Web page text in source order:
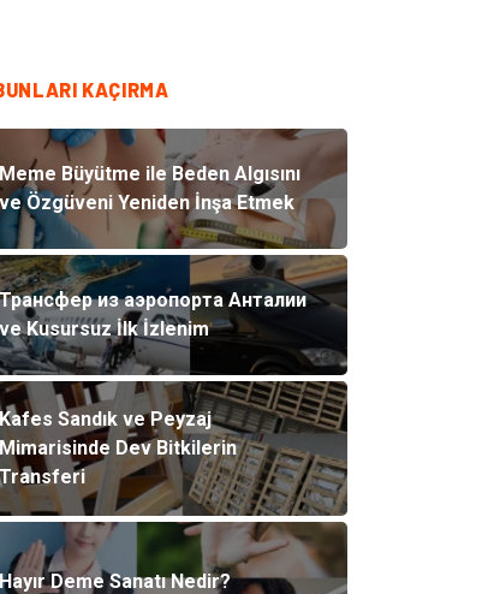
KAÇIRMA
Meme Büyütme ile Beden Algısını
ve Özgüveni Yeniden İnşa Etmek
Трансфер из аэропорта Анталии
ve Kusursuz İlk İzlenim
Kafes Sandık ve Peyzaj
Mimarisinde Dev Bitkilerin
Transferi
Hayır Deme Sanatı Nedir?